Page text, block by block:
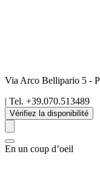
Via Arco Bellipario 5 -
| Tel. +39.070.513489
Vérifiez la disponibilité
En un coup d’oeil